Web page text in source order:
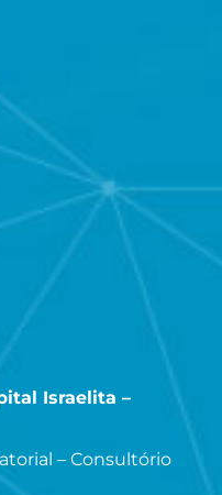
Israelita –
– Consultório